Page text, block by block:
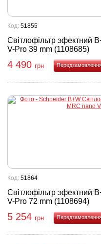
Світлофільтр эфектний
V-Pro 39 mm (1108685)
Код: 51855
4 490 грн
Світлофільтр эфектний
V-Pro 72 mm (1108694)
Код: 51864
5 254 грн